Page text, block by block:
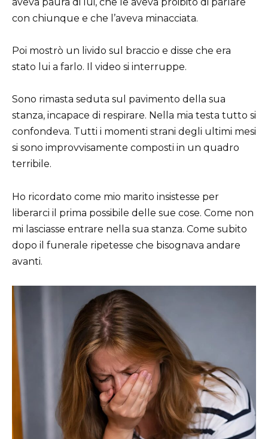
con chiunque e che l’aveva minacciata.
Poi mostrò un livido sul braccio e disse che era
stato lui a farlo. Il video si interruppe.
Sono rimasta seduta sul pavimento della sua
stanza, incapace di respirare. Nella mia testa tutto si
confondeva. Tutti i momenti strani degli ultimi mesi
si sono improvvisamente composti in un quadro
terribile.
Ho ricordato come mio marito insistesse per
liberarci il prima possibile delle sue cose. Come non
mi lasciasse entrare nella sua stanza. Come subito
dopo il funerale ripetesse che bisognava andare
avanti.